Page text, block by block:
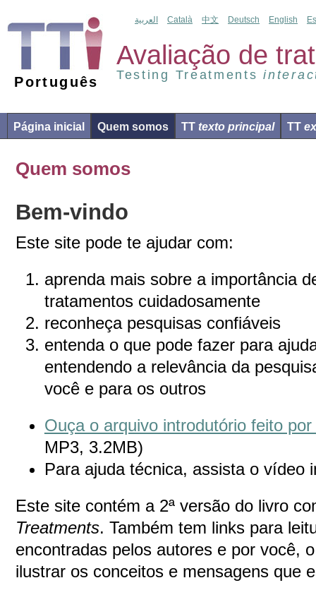
Português
Avaliação de
Testing Treatments
العربية Català 中文 Deutsch English
Página inicial Quem somos TT texto principal TT
Quem somos
Bem-vindo
Este site pode te ajudar com:
aprenda mais sobre a importância
tratamentos cuidadosamente
reconheça pesquisas confiáveis
entenda o que pode fazer para
entendendo a relevância da
você e para os outros
Ouça o arquivo introdutório feito
MP3, 3.2MB)
Para ajuda técnica, assista o vídeo
Este site contém a 2ª versão do livro
Treatments. Também tem links para
encontradas pelos autores e por você,
ilustrar os conceitos e mensagens que